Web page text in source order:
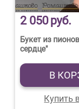
2 050руб.
Букет из
сердце"
В
Купить